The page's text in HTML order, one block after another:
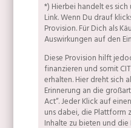
*) Hierbei handelt es
Link. Wenn Du drauf
Provision. Für Dich als
Auswirkungen auf den
Diese Provision hilft
finanzieren und somit
erhalten. Hier dreht sich
Erinnerung an die
Act“. Jeder Klick auf
uns dabei, die Plattform
Inhalte zu bieten und die